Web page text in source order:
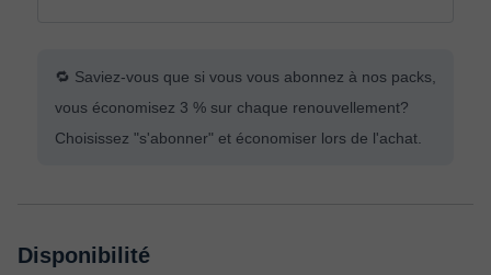
🔁 Saviez-vous que si vous vous abonnez à nos packs,
vous économisez 3 % sur chaque renouvellement?
Choisissez "s'abonner" et économiser lors de l'achat.
Disponibilité